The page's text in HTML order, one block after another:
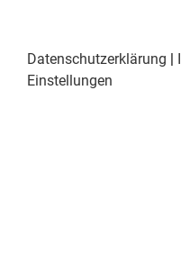
Datenschutzerklärung
Einstellungen